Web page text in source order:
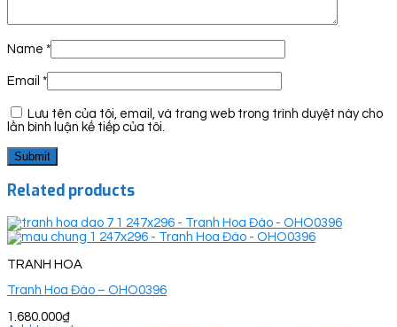
Name *
Email *
Lưu tên của tôi, email, và trang web trong trình duyệt này cho
lần bình luận kế tiếp của tôi.
Related products
TRANH HOA
Tranh Hoa Đào – OHO0396
1.680.000₫